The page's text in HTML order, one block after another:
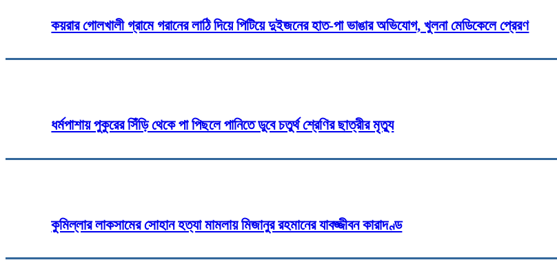
কয়রার গোলখালী গ্রামে গরানের লাঠি দিয়ে পিটিয়ে দুইজনের হাত-পা ভাঙার অভিযোগ, খুলনা মেডিকেলে প্রেরণ
ধর্মপাশায় পুকুরের সিঁড়ি থেকে পা পিছলে পানিতে ডুবে চতুর্থ শ্রেণির ছাত্রীর মৃত্যু
কুমিল্লার লাকসামের সোহান হত্যা মামলায় মিজানুর রহমানের যাবজ্জীবন কারাদণ্ড